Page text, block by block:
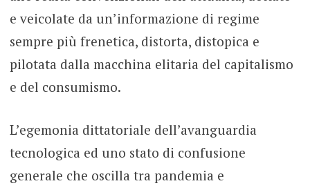
e veicolate da un’informazione di regime
sempre più frenetica, distorta, distopica e
pilotata dalla macchina elitaria del capitalismo
e del consumismo.
L’egemonia dittatoriale dell’avanguardia
tecnologica ed uno stato di confusione
generale che oscilla tra pandemia e